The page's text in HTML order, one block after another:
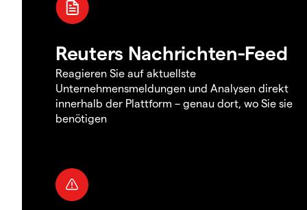
Reuters Nachrichten-Feed
Reagieren Sie auf aktuellste
Unternehmensmeldungen und Analysen direkt
innerhalb der Plattform – genau dort, wo Sie sie
benötigen